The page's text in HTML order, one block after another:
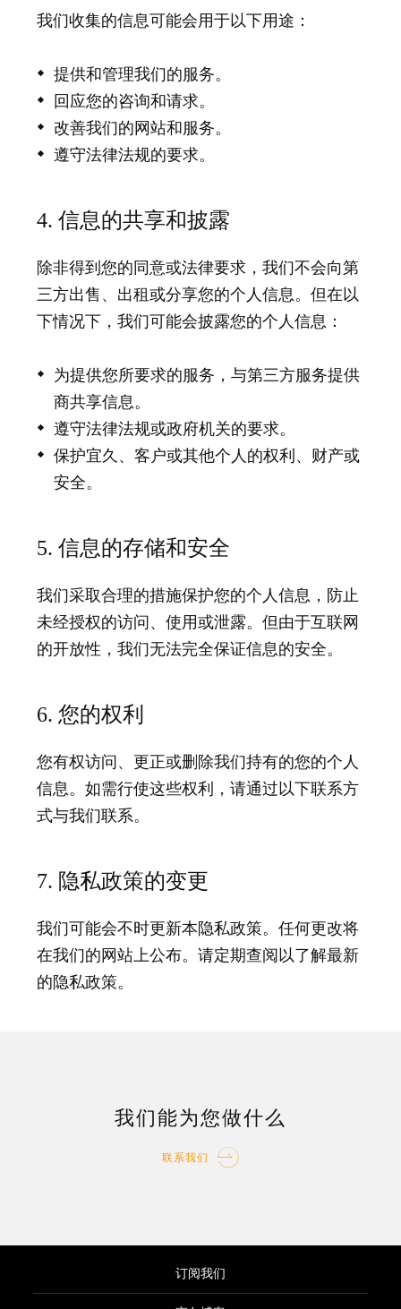
我们收集的信息可能会用于以下用途：
提供和管理我们的服务。
回应您的咨询和请求。
改善我们的网站和服务。
遵守法律法规的要求。
4. 信息的共享和披露
除非得到您的同意或法律要求，我们不会向第
三方出售、出租或分享您的个人信息。但在以
下情况下，我们可能会披露您的个人信息：
为提供您所要求的服务，与第三方服务提供
商共享信息。
遵守法律法规或政府机关的要求。
保护宜久、客户或其他个人的权利、财产或
安全。
5. 信息的存储和安全
我们采取合理的措施保护您的个人信息，防止
未经授权的访问、使用或泄露。但由于互联网
的开放性，我们无法完全保证信息的安全。
6. 您的权利
您有权访问、更正或删除我们持有的您的个人
信息。如需行使这些权利，请通过以下联系方
式与我们联系。
7. 隐私政策的变更
我们可能会不时更新本隐私政策。任何更改将
在我们的网站上公布。请定期查阅以了解最新
的隐私政策。
我们能为您做什么
联系我们
订阅我们